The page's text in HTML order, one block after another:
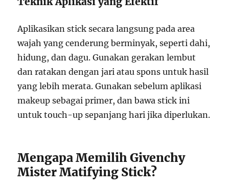
Aplikasikan stick secara langsung pada area
wajah yang cenderung berminyak, seperti dahi,
hidung, dan dagu. Gunakan gerakan lembut
dan ratakan dengan jari atau spons untuk hasil
yang lebih merata. Gunakan sebelum aplikasi
makeup sebagai primer, dan bawa stick ini
untuk touch-up sepanjang hari jika diperlukan.
Mengapa Memilih Givenchy
Mister Matifying Stick?